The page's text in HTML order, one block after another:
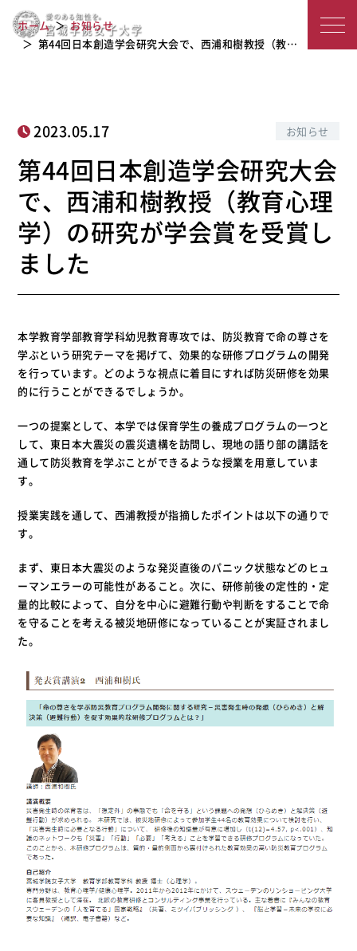
城
子
大
学
和樹教授（教育心理学）の研究が学会
賞を受賞しました
ホーム
お知らせ
第44回日本創造学会研究大会で、西浦和樹教授（教…
2023.05.17 お知らせ
第44回日本創造学会研究大会
で、西浦和樹教授（教育心理
学）の研究が学会賞を受賞し
ました
本学教育学部教育学科幼児教育専攻では、防災教育で命の尊さを
学ぶという研究テーマを掲げて、効果的な研修プログラムの開発
を行っています。どのような視点に着目にすれば防災研修を効果
的に行うことができるでしょうか。
一つの提案として、本学では保育学生の養成プログラムの一つと
して、東日本大震災の震災遺構を訪問し、現地の語り部の講話を
通して防災教育を学ぶことができるような授業を用意していま
す。
授業実践を通して、西浦教授が指摘したポイントは以下の通りで
す。
まず、東日本大震災のような発災直後のパニック状態などのヒュ
ーマンエラーの可能性があること。次に、研修前後の定性的・定
量的比較によって、自分を中心に避難行動や判断をすることで命
を守ることを考える被災地研修になっていることが実証されまし
た。